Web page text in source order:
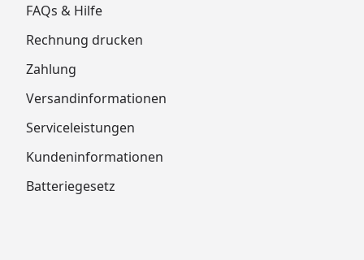
FAQs & Hilfe
Rechnung drucken
Zahlung
Versandinformationen
Serviceleistungen
Kundeninformationen
Batteriegesetz